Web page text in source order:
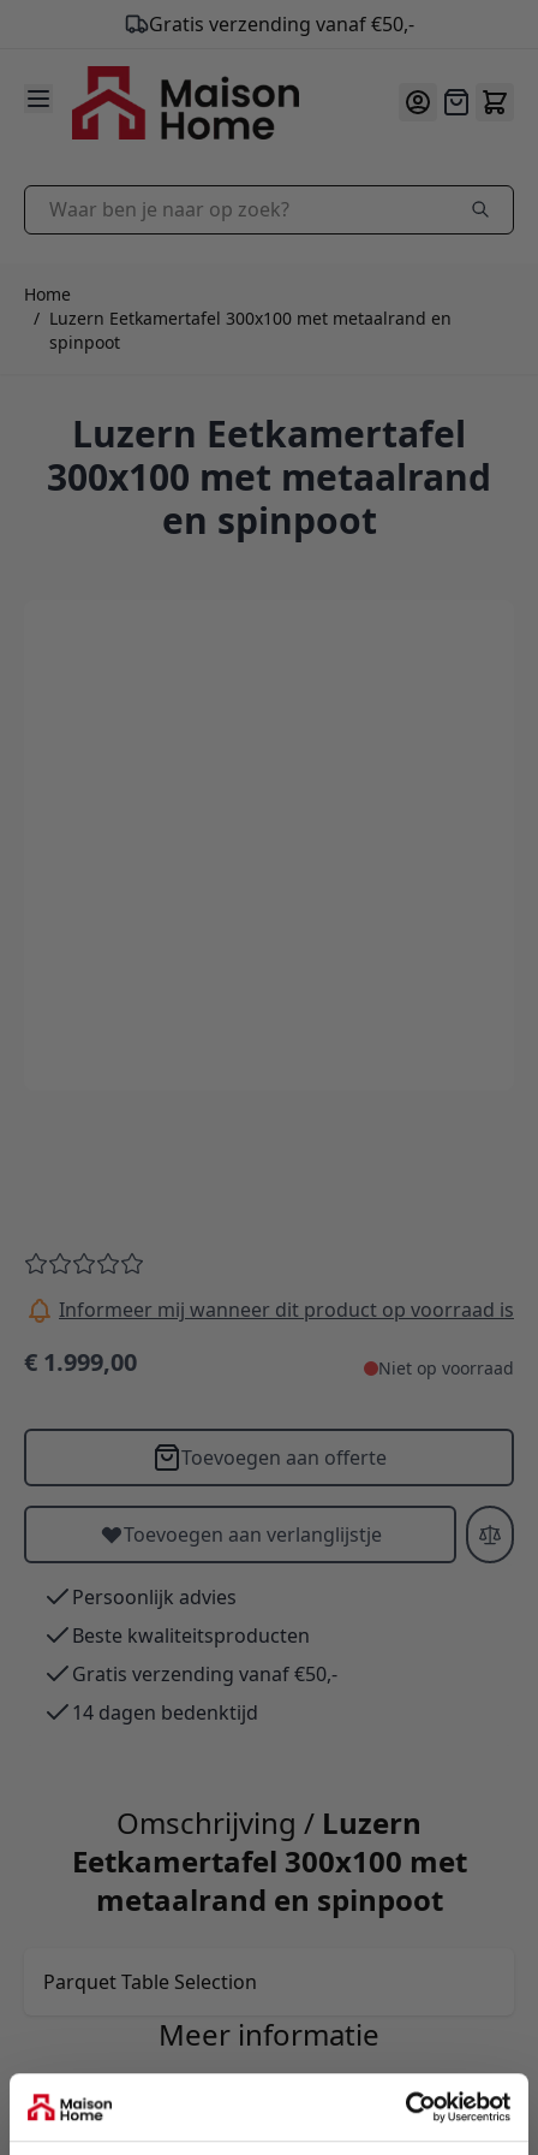
Gratis verzending vanaf €50,-
9.9/10
Ga naar de inhoud
Offerte
Waar ben je naar op zoek?
Home
/ Luzern Eetkamertafel 300x100 met metaalrand en
spinpoot
Luzern Eetkamertafel
300x100 met metaalrand
en spinpoot
Informeer mij wanneer dit product op voorraad is
€ 1.999,00 Niet op voorraad
Toevoegen aan offerte
Toevoegen aan verlanglijstje
Persoonlijk advies
Beste kwaliteitsproducten
Gratis verzending vanaf €50,-
14 dagen bedenktijd
Omschrijving / Luzern
Eetkamertafel 300x100 met
metaalrand en spinpoot
Parquet Table Selection
Meer informatie